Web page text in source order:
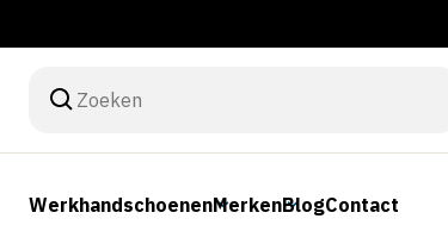
WerkhandschoenenMerkenBlogContact